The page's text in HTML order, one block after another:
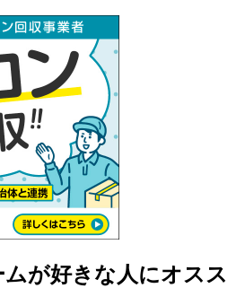
が好きな人にオスス